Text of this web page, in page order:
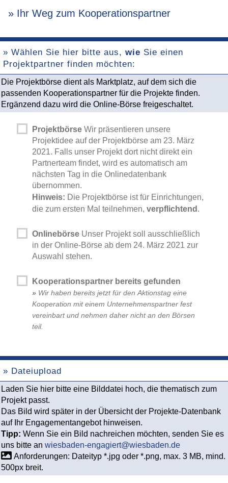
» Ihr Weg zum Kooperationspartner
» Wählen Sie hier bitte aus, wie Sie einen
Projektpartner finden möchten:
Die Projektbörse dient als Marktplatz, auf dem sich die
passenden Kooperationspartner für die Projekte finden.
Ergänzend dazu wird die Online-Börse freigeschaltet.
Projektbörse Wir präsentieren unsere
Projektidee auf der Projektbörse am 23. März
2021. Falls unser Projekt dort nicht direkt ein
Partnerteam findet, wird es automatisch am
nächsten Tag in die Onlinedatenbank
übernommen.
Hinweis: Die Projektbörse ist für Einrichtungen,
die zum ersten Mal teilnehmen, verpflichtend.
Onlinebörse Unser Projekt soll ausschließlich
in der Online-Börse ab dem 24. März 2021 zur
Auswahl stehen.
Kooperationspartner bereits gefunden
» Wir haben bereits jetzt für den Aktionstag eine
Kooperation mit einem Unternehmenspartner fest
vereinbart und nehmen daher nicht an den Börsen
teil.
» Dateiupload
Laden Sie hier bitte eine Bilddatei hoch, die thematisch zum
Projekt passt.
Das Bild wird später in der Übersicht der Projekte-Datenbank
auf Ihr Engagementangebot hinweisen.
Tipp: Wenn Sie ein Bild nachreichen möchten, senden Sie es
uns bitte an wiesbaden-engagiert@wiesbaden.de
Anforderungen: Dateityp *.jpg oder *.png, max. 3 MB, mind.
500px breit.